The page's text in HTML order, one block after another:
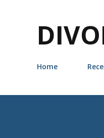
Home